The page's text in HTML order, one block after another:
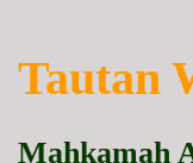
Tautan
Mahkamah